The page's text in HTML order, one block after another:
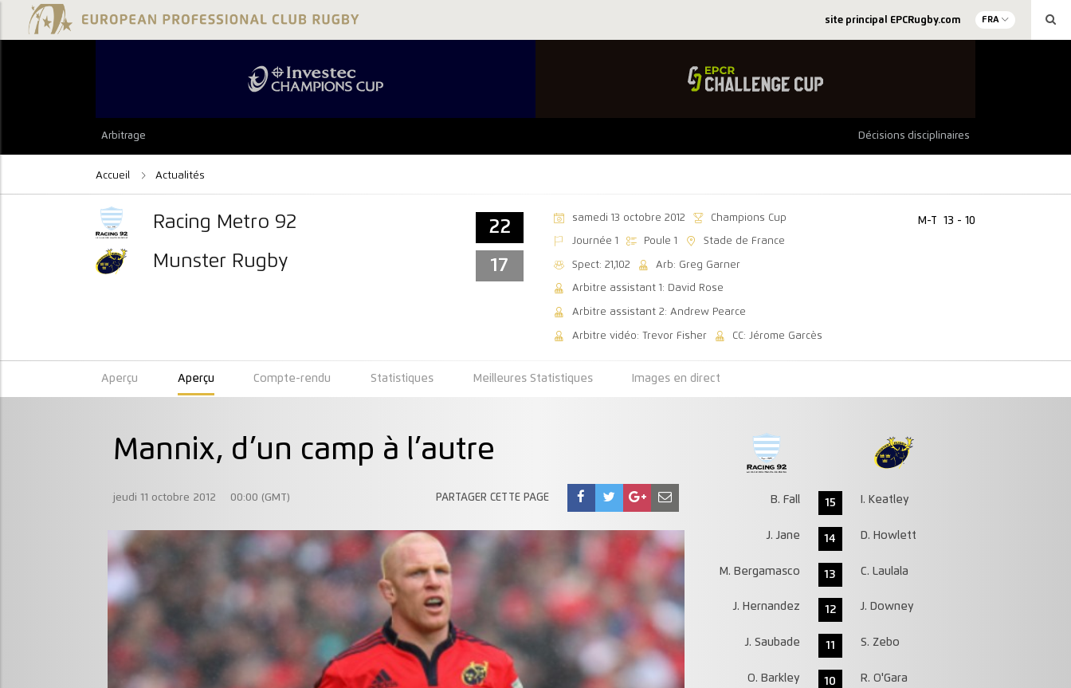
site principal EPCRugby.com FRA
Arbitrage Décisions disciplinaires
Accueil Actualités
Racing Metro 92
Munster Rugby
22
17
samedi 13 octobre 2012 Champions Cup
Journée 1 Poule 1 Stade de France
Spect: 21,102 Arb: Greg Garner
Arbitre assistant 1: David Rose
Arbitre assistant 2: Andrew Pearce
Arbitre vidéo: Trevor Fisher CC: Jérome Garcès
M-T 13 - 10
Aperçu Aperçu Compte-rendu Statistiques Meilleures Statistiques Images en direct
Mannix, d’un camp à l’autre
jeudi 11 octobre 2012 00:00 (GMT) PARTAGER CETTE PAGE B. Fall 15 I. Keatley
J. Jane 14 D. Howlett
M. Bergamasco 13 C. Laulala
J. Hernandez 12 J. Downey
J. Saubade 11 S. Zebo
O. Barkley 10 R. O'Gara